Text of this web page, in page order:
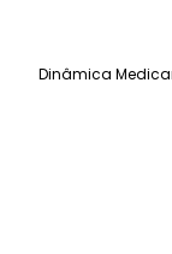
Dinâmica